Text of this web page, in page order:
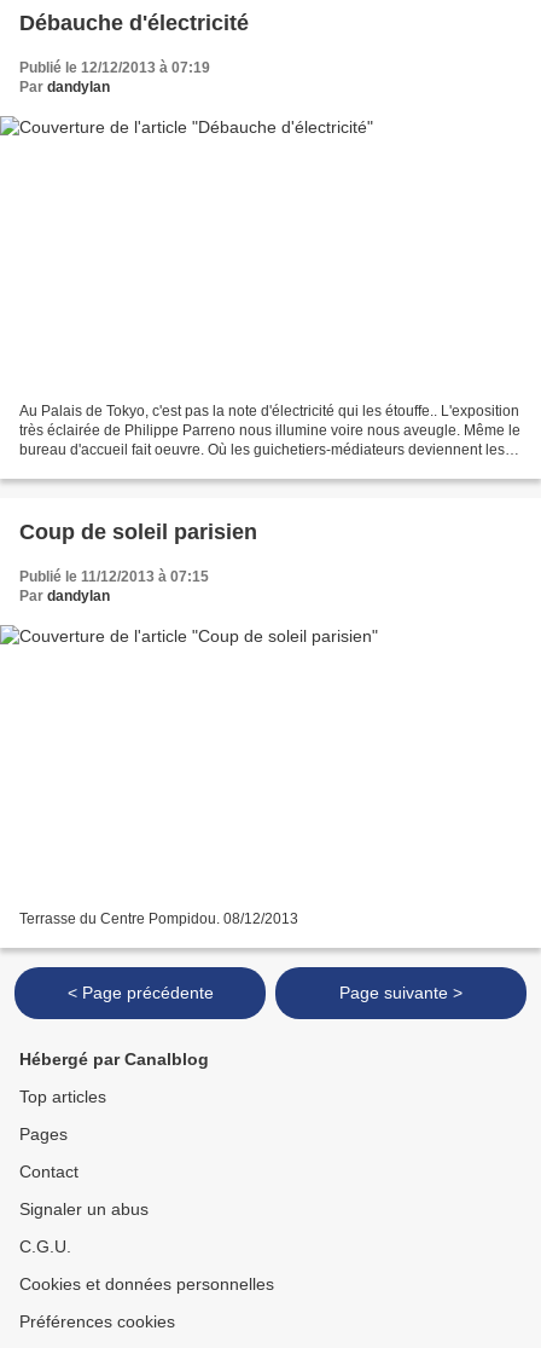
Débauche d'électricité
Publié le 12/12/2013 à 07:19
Par dandylan
Au Palais de Tokyo, c'est pas la note d'électricité qui les étouffe.. L'exposition
très éclairée de Philippe Parreno nous illumine voire nous aveugle. Même le
bureau d'accueil fait oeuvre. Où les guichetiers-médiateurs deviennent les
Coup de soleil parisien
Publié le 11/12/2013 à 07:15
Par dandylan
Terrasse du Centre Pompidou. 08/12/2013
< Page précédente Page suivante >
Hébergé par Canalblog
Top articles
Pages
Contact
Signaler un abus
C.G.U.
Cookies et données personnelles
Préférences cookies